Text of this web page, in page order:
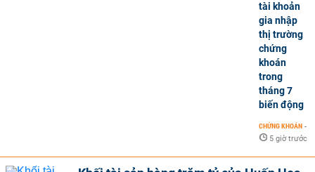
tài khoản
gia nhập
thị trường
chứng
khoán
trong
tháng 7
biến động
CHỨNG KHOÁN -
5 giờ trước